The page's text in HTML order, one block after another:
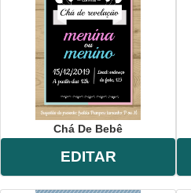
Chá De Bebê
EDITAR